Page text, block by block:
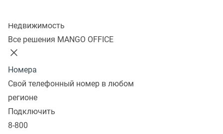
Недвижимость
Все решения MANGO OFFICE
Номера
Свой телефонный номер в любом
регионе
Подключить
8-800
97%
рутинных задач в обслуживании клиентов можно
делегировать искусственному интеллекту
В коммуникации компании с клиентами очень
много рутины: повторяющиеся диалоги, ручная
прослушка разговоров, большое количество
исходящих звонков с одинаковым сообщением